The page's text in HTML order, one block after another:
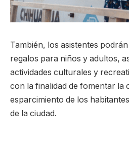
También, los asistentes
regalos para niños y adultos,
actividades culturales y
con la finalidad de fomentar la
esparcimiento de los
de la ciudad.